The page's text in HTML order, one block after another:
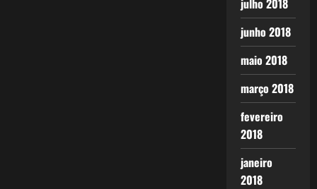
julho 2018
junho 2018
maio 2018
março 2018
fevereiro
2018
janeiro
2018